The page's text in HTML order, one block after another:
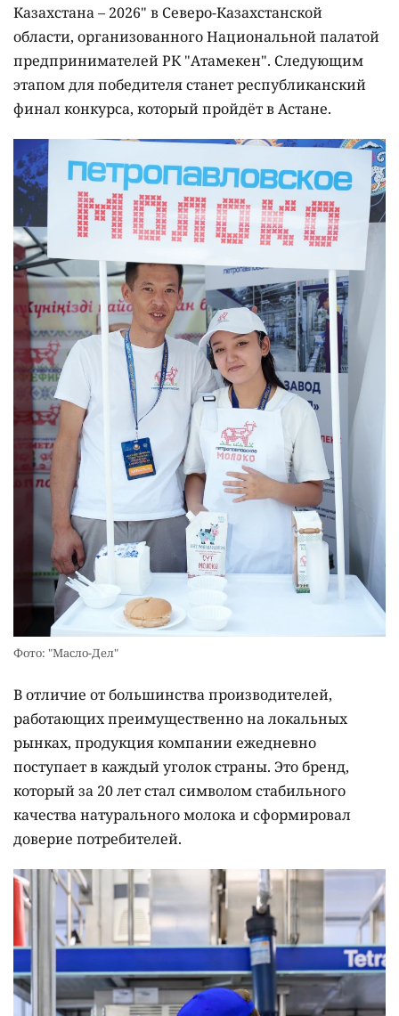
Казахстана – 2026" в Северо-Казахстанской
области, организованного Национальной палатой
предпринимателей РК "Атамекен". Следующим
этапом для победителя станет республиканский
финал конкурса, который пройдёт в Астане.
Фото: "Масло-Дел"
В отличие от большинства производителей,
работающих преимущественно на локальных
рынках, продукция компании ежедневно
поступает в каждый уголок страны. Это бренд,
который за 20 лет стал символом стабильного
качества натурального молока и сформировал
доверие потребителей.